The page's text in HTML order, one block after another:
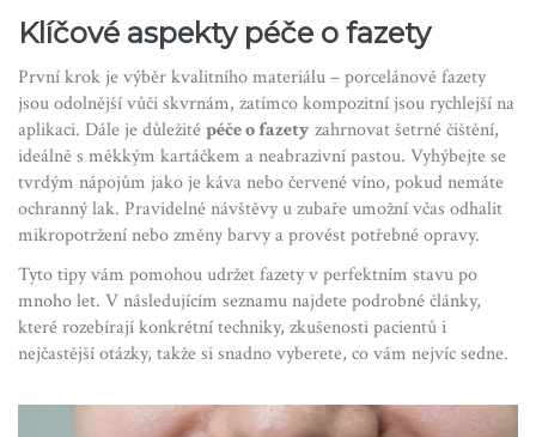
Klíčové aspekty péče o fazety
První krok je výběr kvalitního materiálu – porcelánové fazety
jsou odolnější vůči skvrnám, zatímco kompozitní jsou rychlejší na
aplikaci. Dále je důležitépéče o fazetyzahrnovat šetrné čištění,
ideálně s měkkým kartáčkem a neabrazivní pastou. Vyhýbejte se
tvrdým nápojům jako je káva nebo červené víno, pokud nemáte
ochranný lak. Pravidelné návštěvy u zubaře umožní včas odhalit
mikropotržení nebo změny barvy a provést potřebné opravy.
Tyto tipy vám pomohou udržet fazety v perfektním stavu po
mnoho let. V následujícím seznamu najdete podrobné články,
které rozebírají konkrétní techniky, zkušenosti pacientů i
nejčastější otázky, takže si snadno vyberete, co vám nejvíc sedne.